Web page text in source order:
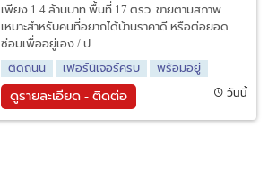
เพียง 1.4 ล้านบาท พื้นที่ 17 ตรว. ขายตามสภาพ
เหมาะสำหรับคนที่อยากได้บ้านราคาดี หรือต่อยอด
ซ่อมเพื่ออยู่เอง / ป
ติดถนน
เฟอร์นิเจอร์ครบ พร้อมอยู่
ดูรายละเอียด - ติดต่อ วันนี้